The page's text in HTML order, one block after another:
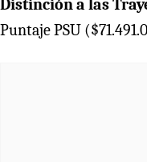
Distinción a las
Puntaje PSU